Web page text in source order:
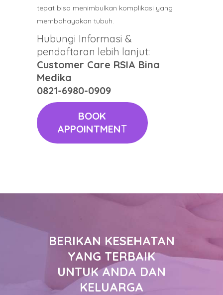
tepat bisa menimbulkan komplikasi yang
membahayakan tubuh.
Hubungi Informasi &
pendaftaran lebih lanjut:
Customer Care RSIA Bina
Medika
0821-6980-0909
BOOK
APPOINTMENT
BERIKAN KESEHATAN
YANG TERBAIK
UNTUK ANDA DAN
KELUARGA